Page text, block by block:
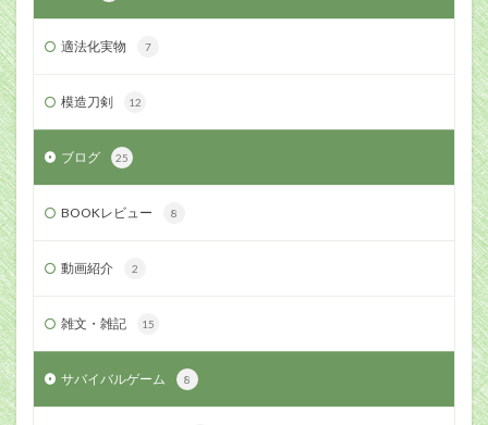
適法化実物 7
模造刀剣 12
ブログ 25
BOOKレビュー 8
動画紹介 2
雑文・雑記 15
サバイバルゲーム 8